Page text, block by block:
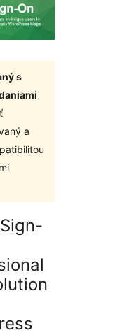
s
a